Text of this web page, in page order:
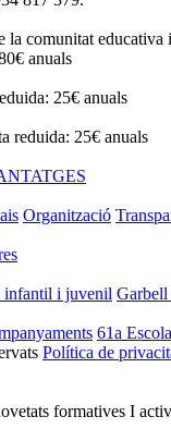
la comunitat
anuals
25€ anuals
reduida: 25€ anuals
Organització
infantil i juvenil Garbell
61a
Política de
formatives I